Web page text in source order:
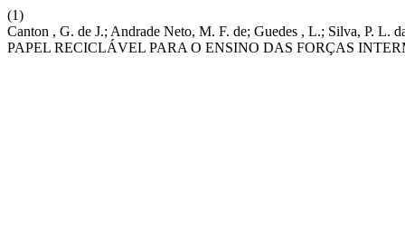
(1)
Canton , G. de J.; Andrade Neto, M. F. de; Guedes , L.; Silva, P.
PAPEL RECICLÁVEL PARA O ENSINO DAS FORÇAS